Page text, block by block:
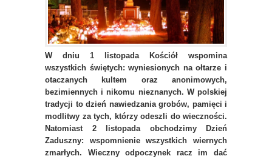
W dniu 1 listopada Kościół wspomina
wszystkich świętych: wyniesionych na ołtarze i
otaczanych kultem oraz anonimowych,
bezimiennych i nikomu nieznanych. W polskiej
tradycji to dzień nawiedzania grobów, pamięci i
modlitwy za tych, którzy odeszli do wieczności.
Natomiast 2 listopada obchodzimy Dzień
Zaduszny: wspomnienie wszystkich wiernych
zmarłych. Wieczny odpoczynek racz im dać